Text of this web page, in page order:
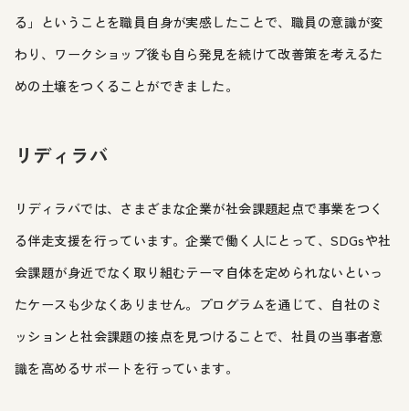
る」ということを職員自身が実感したことで、職員の意識が変
わり、ワークショップ後も自ら発見を続けて改善策を考えるた
めの土壌をつくることができました。
リディラバ
リディラバでは、さまざまな企業が社会課題起点で事業をつく
る伴走支援を行っています。企業で働く人にとって、SDGsや社
会課題が身近でなく取り組むテーマ自体を定められないといっ
たケースも少なくありません。プログラムを通じて、自社のミ
ッションと社会課題の接点を見つけることで、社員の当事者意
識を高めるサポートを行っています。